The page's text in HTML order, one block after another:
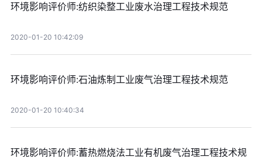
环境影响评价师:纺织染整工业废水治理工程技术规范
2020-01-20 10:42:09
环境影响评价师:石油炼制工业废气治理工程技术规范
2020-01-20 10:40:34
环境影响评价师:蓄热燃烧法工业有机废气治理工程技术规